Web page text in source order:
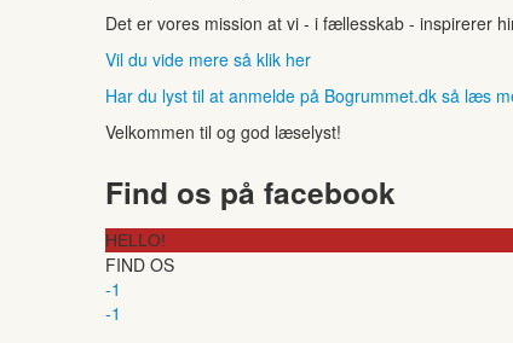
Det er vores mission at vi - i fællesskab - inspirerer
Vil du vide mere så klik her
Har du lyst til at anmelde på Bogrummet.dk så læs
Velkommen til og god læselyst!
Find os på facebook
HELLO!
FIND OS
-1
-1